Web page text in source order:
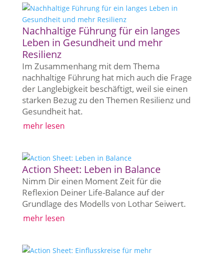
Nachhaltige Führung für ein langes
Leben in Gesundheit und mehr
Resilienz
Im Zusammenhang mit dem Thema
nachhaltige Führung hat mich auch die Frage
der Langlebigkeit beschäftigt, weil sie einen
starken Bezug zu den Themen Resilienz und
Gesundheit hat.
mehr lesen
Action Sheet: Leben in Balance
Nimm Dir einen Moment Zeit für die
Reflexion Deiner Life-Balance auf der
Grundlage des Modells von Lothar Seiwert.
mehr lesen